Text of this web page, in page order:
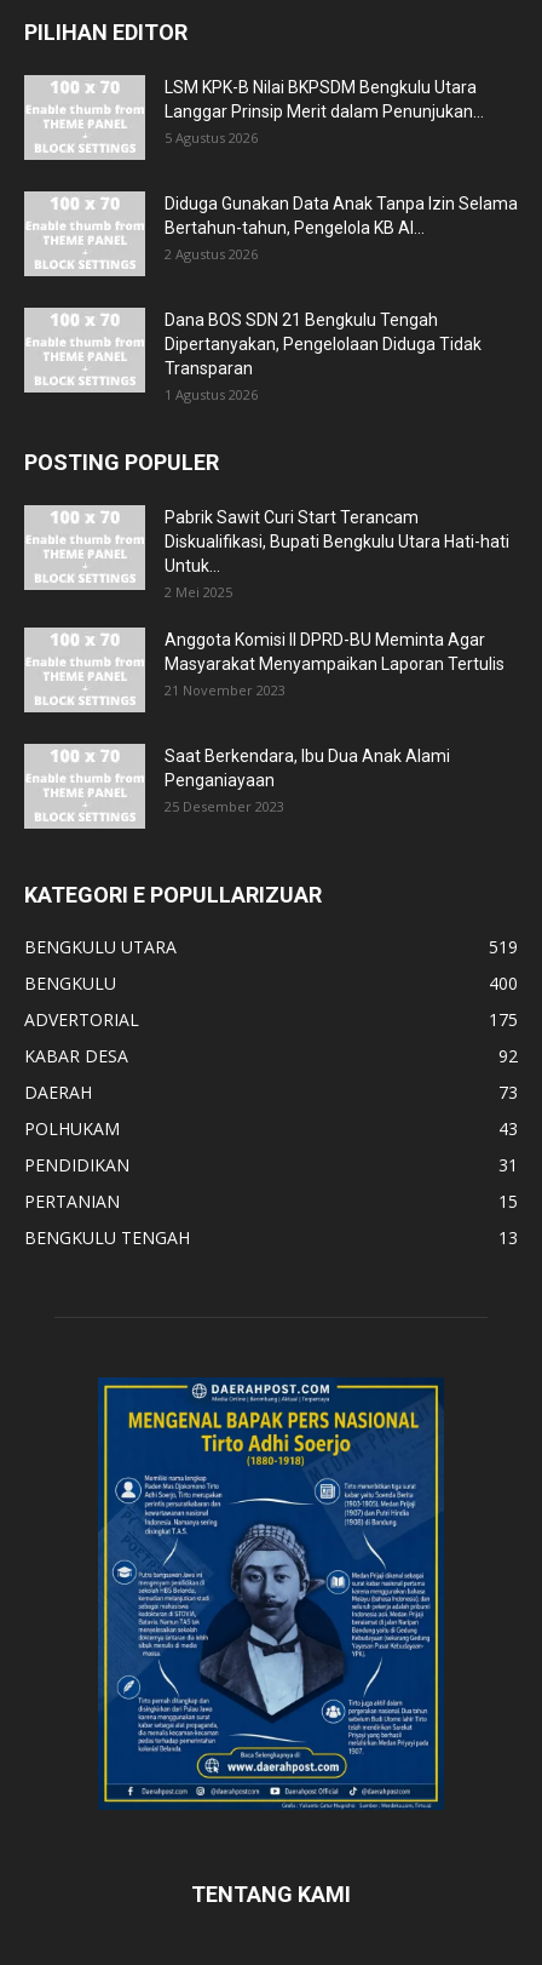
PILIHAN EDITOR
LSM KPK-B Nilai BKPSDM Bengkulu Utara
Langgar Prinsip Merit dalam Penunjukan...
5 Agustus 2026
Diduga Gunakan Data Anak Tanpa Izin Selama
Bertahun-tahun, Pengelola KB Al...
2 Agustus 2026
Dana BOS SDN 21 Bengkulu Tengah
Dipertanyakan, Pengelolaan Diduga Tidak
Transparan
1 Agustus 2026
POSTING POPULER
Pabrik Sawit Curi Start Terancam
Diskualifikasi, Bupati Bengkulu Utara Hati-hati
Untuk...
2 Mei 2025
Anggota Komisi II DPRD-BU Meminta Agar
Masyarakat Menyampaikan Laporan Tertulis
21 November 2023
Saat Berkendara, Ibu Dua Anak Alami
Penganiayaan
25 Desember 2023
KATEGORI E POPULLARIZUAR
BENGKULU UTARA
519
BENGKULU
400
ADVERTORIAL
175
KABAR DESA
92
DAERAH
73
POLHUKAM
43
PENDIDIKAN
31
PERTANIAN
15
BENGKULU TENGAH
13
TENTANG KAMI